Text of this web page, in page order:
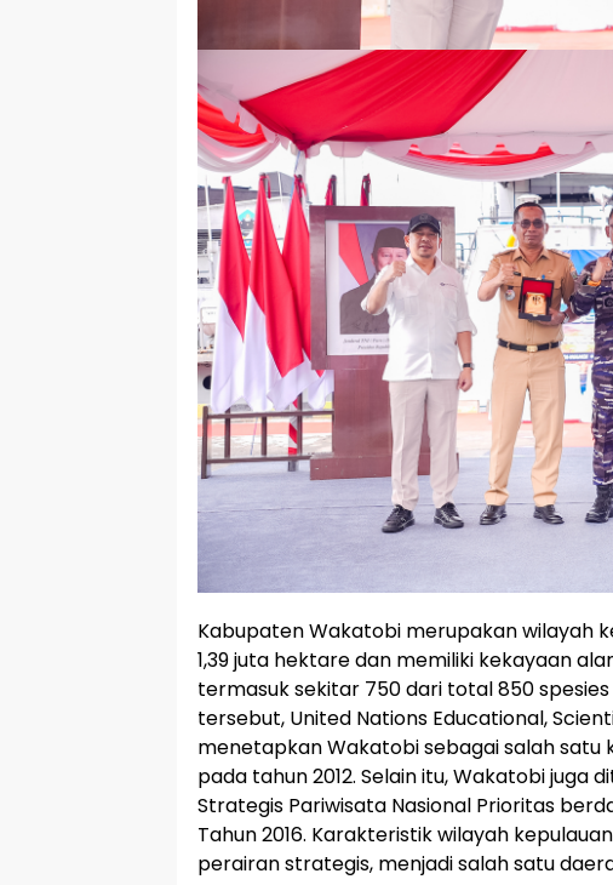
Kabupaten Wakatobi merupakan wilayah
1,39 juta hektare dan memiliki kekayaan
termasuk sekitar 750 dari total 850
tersebut, United Nations Educational,
menetapkan Wakatobi sebagai salah satu
pada tahun 2012. Selain itu, Wakatobi juga
Strategis Pariwisata Nasional Prioritas
Tahun 2016. Karakteristik wilayah
perairan strategis, menjadi salah satu